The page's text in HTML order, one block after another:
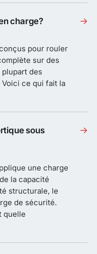
charge?
pour rouler
sur des
plupart des
ce qui fait la
→
sous
une charge
la capacité
structurale, le
de sécurité.
quelle
→